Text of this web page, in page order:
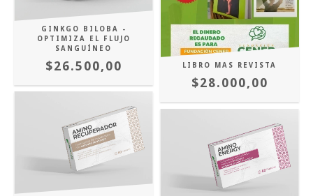
GINKGO BILOBA -
OPTIMIZA EL FLUJO
SANGUÍNEO
$26.500,00 LIBRO MAS REVISTA
$28.000,00